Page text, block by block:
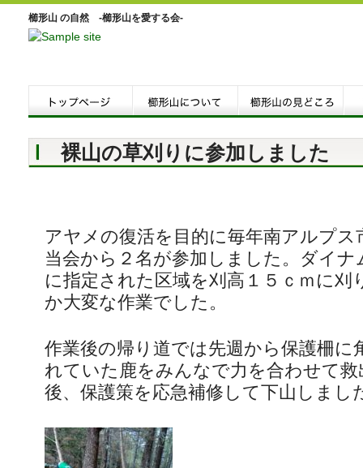
櫛形山 の自然 -櫛形山を愛する会-
裸山の草刈りに参加しました
アヤメの復活を目的に毎年南アルプス
当会から２名が参加しました。ダイナ
に指定された区域を刈高１５ｃｍに刈
か大変な作業でした。
作業後の帰り道では先週から保護柵に
れていた鹿をみんなで力を合わせて
後、保護策を応急補修して下山しまし